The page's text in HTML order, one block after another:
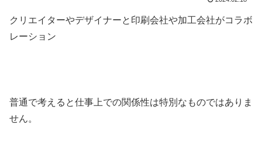
クリエイターやデザイナーと印刷会社や加工会社がコラボ
レーション
普通で考えると仕事上での関係性は特別なものではありま
せん。